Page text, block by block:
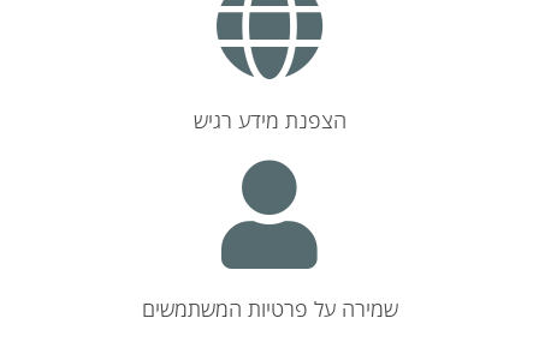
הצפנת מידע רגיש
שמירה על פרטיות המשתמשים